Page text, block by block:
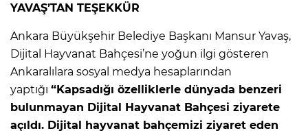
YAVAŞ’TAN TEŞEKKÜR
Ankara Büyükşehir Belediye Başkanı Mansur Yavaş,
Dijital Hayvanat Bahçesi’ne yoğun ilgi gösteren
Ankaralılara sosyal medya hesaplarından
yaptığı “Kapsadığı özelliklerle dünyada benzeri
bulunmayan Dijital Hayvanat Bahçesi ziyarete
açıldı. Dijital hayvanat bahçemizi ziyaret eden